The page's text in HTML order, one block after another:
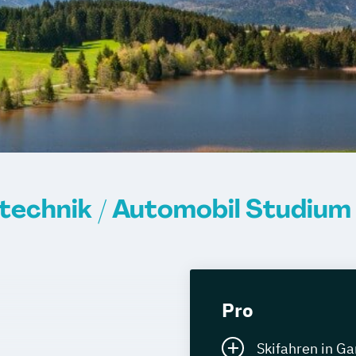
/ Automobil
Pro
Skifahren in